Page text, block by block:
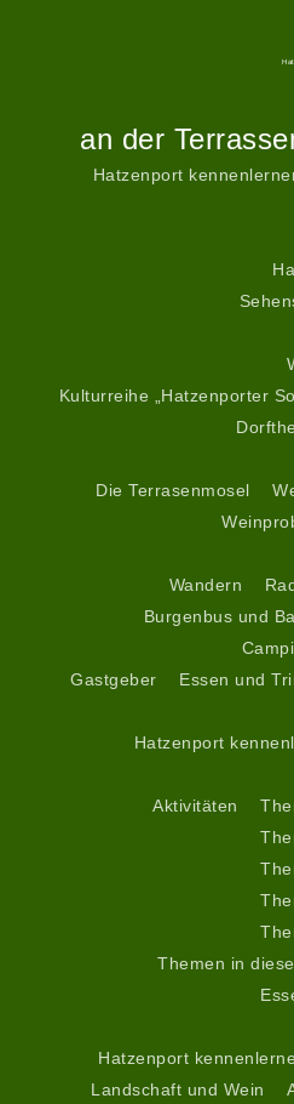
an der
Hatzenport
Kulturreihe „Hatzenporter
Die Terrasenmosel
Wandern
Burgenbus und
Gastgeber
Essen und
Hatzenport
Aktivitäten
Themen in
Hatzenport
Landschaft und Wein